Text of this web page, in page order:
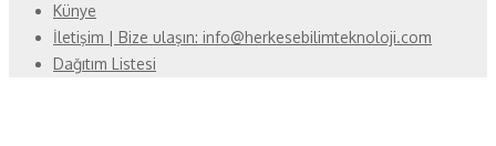
Künye
İletişim | Bize ulaşın: info@herkesebilimteknoloji.com
Dağıtım Listesi